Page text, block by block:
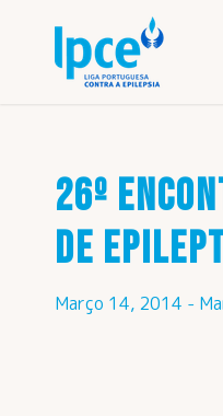
26º
DE
Março 14, 2014 -